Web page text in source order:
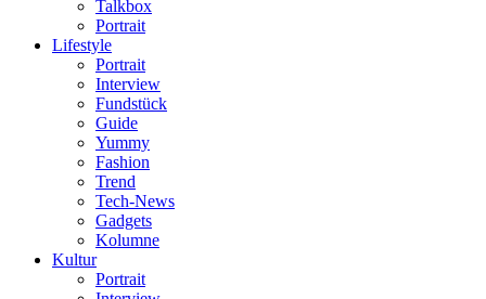
Talkbox
Portrait
Lifestyle
Portrait
Interview
Fundstück
Guide
Yummy
Fashion
Trend
Tech-News
Gadgets
Kolumne
Kultur
Portrait